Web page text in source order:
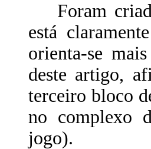
Foram
está
orienta-se
deste artigo,
terceiro bloco
no complexo
jogo).